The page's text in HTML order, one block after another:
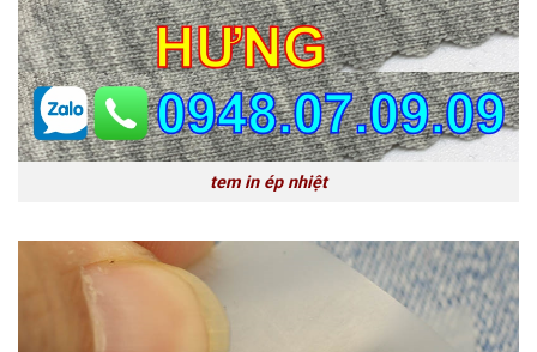
tem in ép nhiệt